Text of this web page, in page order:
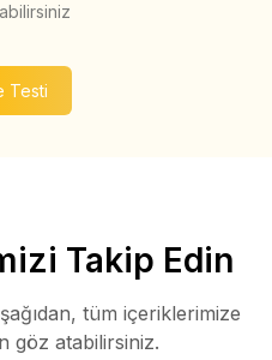
Testi
Takip Edin
tüm içeriklerimize
göz atabilirsiniz.